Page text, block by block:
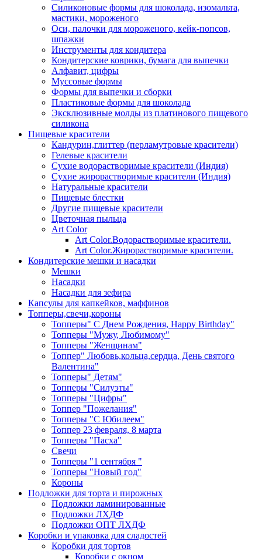
Силиконовые формы для шоколада, изомальта,
мастики, мороженого
Оси, палочки для мороженого, кейк-попсов,
шпажки
Инструменты для кондитера
Кондитерские коврики, бумага для выпечки
Алфавит, цифры
Муссовые формы
Формы для выпечки и сборки
Пластиковые формы для шоколада
Эксклюзивные молды из платинового пищевого
силикона
Пищевые красители
Кандурин,глиттер (перламутровые красители)
Гелевые красители
Сухие водорастворимые красители (Индия)
Сухие жирорастворимые красители (Индия)
Натуральные красители
Пищевые блестки
Другие пищевые красители
Цветочная пыльца
Art Color
Art Color.Водорастворимые красители.
Art Color.Жирорастворимые красители.
Кондитерские мешки и насадки
Мешки
Насадки
Насадки для зефира
Капсулы для капкейков, маффинов
Топперы,свечи,короны
Топперы" С Днем Рождения, Happy Birthday"
Топперы "Мужу, Любимому"
Топперы "Женщинам"
Топпер" Любовь,кольца,сердца, День святого
Валентина"
Топперы" Детям"
Топперы "Силуэты"
Топперы "Цифры"
Топпер "Пожелания"
Топперы "С Юбилеем"
Топпер 23 февраля, 8 марта
Топперы "Пасха"
Свечи
Топперы "1 сентября "
Топперы "Новый год"
Короны
Подложки для торта и пирожных
Подложки ламинированные
Подложки ЛХДФ
Подложки ОПТ ЛХДФ
Коробки и упаковка для сладостей
Коробки для тортов
Коробки с окном